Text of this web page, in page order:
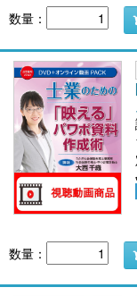
数量：
数量：